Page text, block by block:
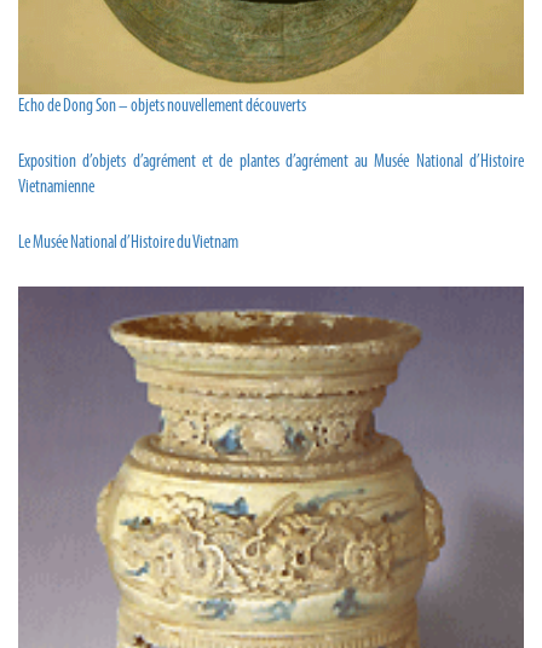
Echo de Dong Son – objets nouvellement découverts
Exposition d’objets d’agrément et de plantes d’agrément au Musée National d’Histoire
Vietnamienne
Le Musée National d’Histoire du Vietnam